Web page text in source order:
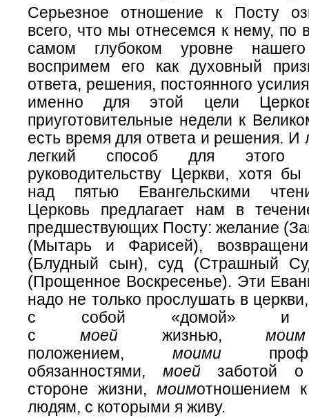
Серьезное отношение к Посту
всего, что мы отнесемся к нему, по
самом глубоком уровне
воспримем его как духовный
ответа, решения, постоянного
именно для этой цели
приуготовительные недели к
есть время для ответа и решения.
легкий способ для этого
руководительству Церкви, хотя
над пятью Евангельскими
Церковь предлагает нам в
предшествующих Посту: желание
(Мытарь и Фарисей),
(Блудный сын), суд (Страшный
(Прощенное Воскресенье). Эти
надо не только прослушать в
с собой «домой» и
с моей жизнью,моим
положением, моими
обязанностями, моейзаботой о
стороне жизни, моимотношением
людям, с которыми я живу.